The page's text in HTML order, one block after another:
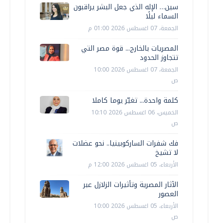
سين… الإله الذي جعل البشر يراقبون
السماء ليلًا
الجمعة، 07 اغسطس 2026 01:00 م
المصريات بالخارج... قوة مصر التي
تتجاوز الحدود
الجمعة، 07 اغسطس 2026 10:00
ص
كلمة واحدة... تغيّر يوما كاملا
الخميس، 06 اغسطس 2026 10:10
ص
فك شفرات الساركوبينيا.. نحو عضلات
لا تشيخ
الأربعاء، 05 اغسطس 2026 12:00 م
الآثار المصرية وتأثيرات الزلازل عبر
العصور
الأربعاء، 05 اغسطس 2026 10:00
ص